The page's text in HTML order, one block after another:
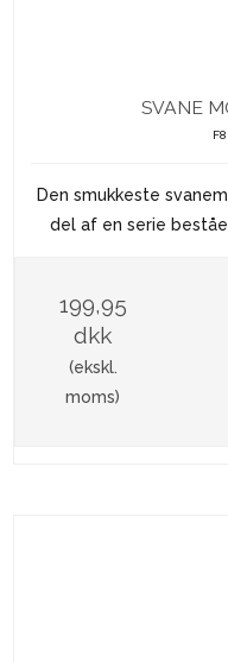
SVANE
Den smukkeste
del af en serie
199,95
dkk
(ekskl.
moms)